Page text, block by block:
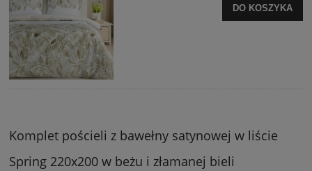
DO KOSZYKA
Komplet pościeli z bawełny satynowej w liście
Spring 220x200 w beżu i złamanej bieli